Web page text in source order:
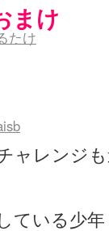
まけ
たけ
ャレンジ
ている少